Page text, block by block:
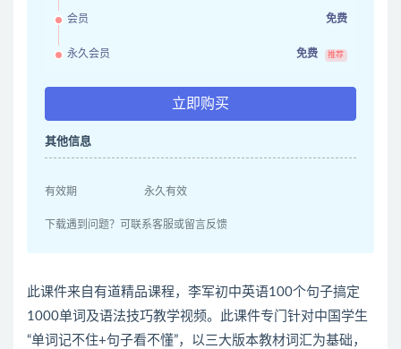
会员 免费
永久会员 免费 推荐
立即购买
其他信息
有效期 永久有效
下载遇到问题？可联系客服或留言反馈
此课件来自有道精品课程，李军初中英语100个句子搞定
1000单词及语法技巧教学视频。此课件专门针对中国学生
“单词记不住+句子看不懂”，以三大版本教材词汇为基础，